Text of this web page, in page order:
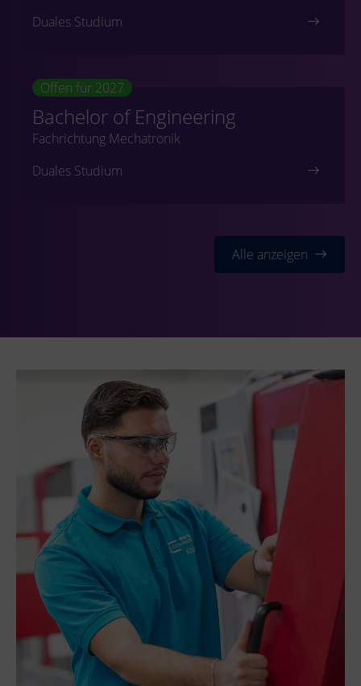
Duales Studium
Offen für 2027
Bachelor of Engineering
Fachrichtung Mechatronik
Duales Studium
Alle anzeigen